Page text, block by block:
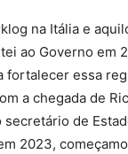
na Itália e
ao Governo em
fortalecer essa
a chegada de
de
2023,